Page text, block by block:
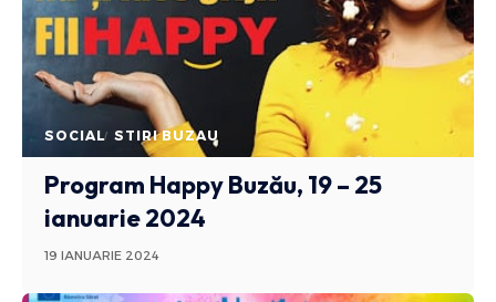
SOCIAL STIRI BUZAU
Program Happy Buzău, 19 – 25
ianuarie 2024
19 IANUARIE 2024